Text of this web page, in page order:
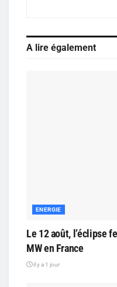
A lire également
ENERGIE
Le 12 août, l’éclipse
MW en France
il y a 1 jour